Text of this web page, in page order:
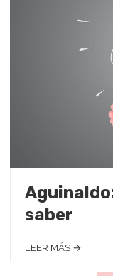
saber
LEER MÁS →